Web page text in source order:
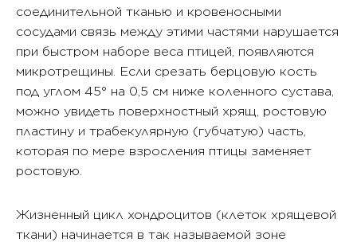
соединительной тканью и кровеносными
сосудами связь между этими частями нарушается
при быстром наборе веса птицей, появляются
микротрещины. Если срезать берцовую кость
под углом 45° на 0,5 см ниже коленного сустава,
можно увидеть поверхностный хрящ, ростовую
пластину и трабекулярную (губчатую) часть,
которая по мере взросления птицы заменяет
ростовую.
Жизненный цикл хондроцитов (клеток хрящевой
ткани) начинается в так называемой зоне